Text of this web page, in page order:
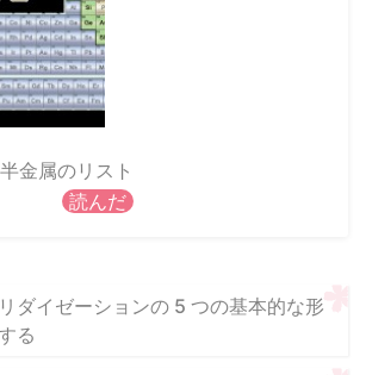
金属のリスト
読んだ
ダイゼーションの 5 つの基本的な形
る